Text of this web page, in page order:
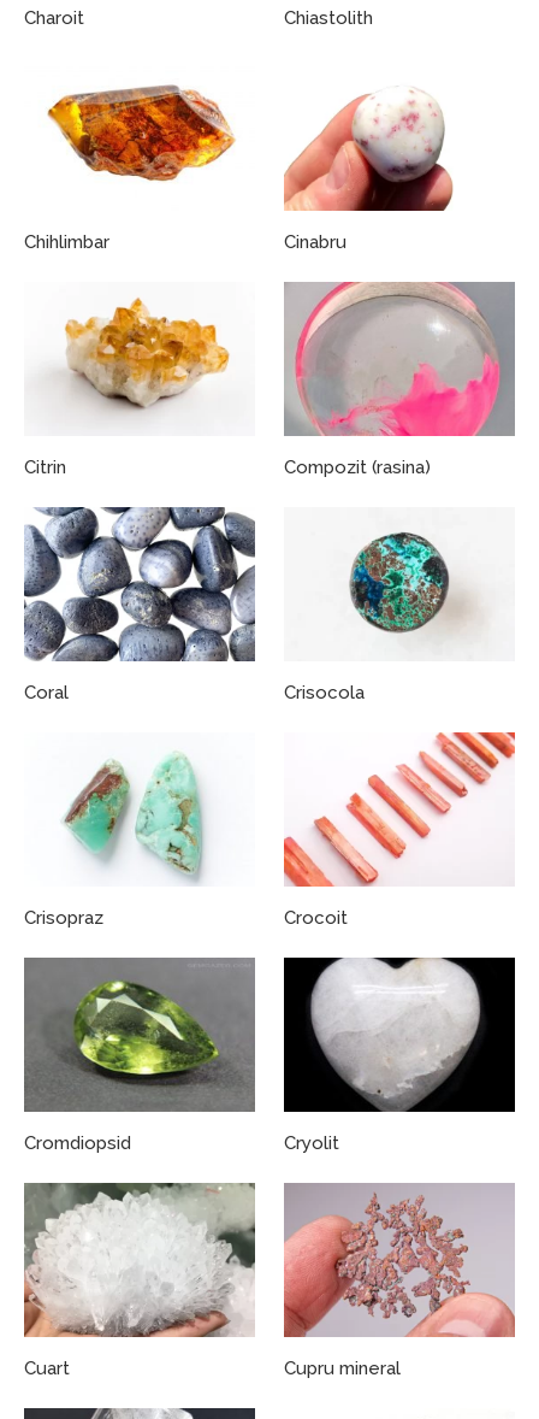
Charoit Chiastolith
Chihlimbar Cinabru
Citrin Compozit (rasina)
Coral Crisocola
Crisopraz Crocoit
Cromdiopsid Cryolit
Cuart Cupru mineral